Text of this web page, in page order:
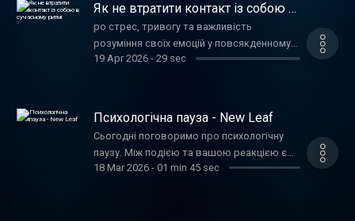
Як не втратити контакт із собою в
сучасному ритмі
ро стрес, тривогу та важливість
розуміння своїх емоцій у повсякденному
житті. Більше про підтримку — на сайті
19 Apr 2026- 29 sec
Психологічна пауза - New Leaf
Сьогодні поговоримо про психологічну
паузу. Між подією та вашою реакцією є
невеликий момент вибору. Якщо ви
18 Mar 2026- 01 min 45 sec